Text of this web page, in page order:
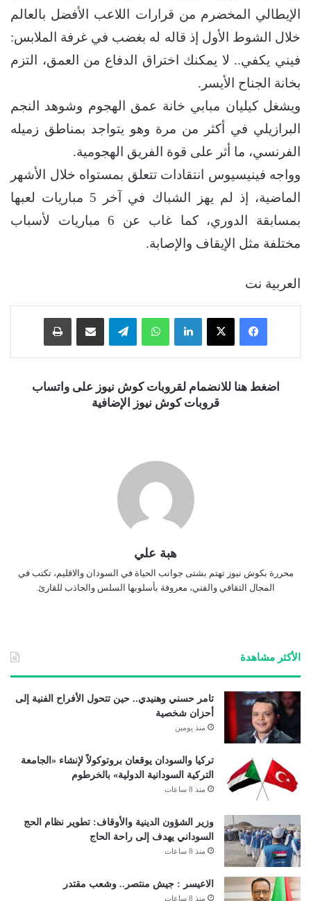
الإيطالي المخضرم من قرارات اللاعب الأفضل بالعالم
خلال الشوط الأول إذ قاله له بغضب في غرفة الملابس:
فيني يكفي.. لا يمكنك اختراق الدفاع من العمق، التزم
بخانة الجناح الأيسر.
ويشغل كيليان مبابي خانة عمق الهجوم وشوهد النجم
البرازيلي في أكثر من مرة وهو يتواجد بمناطق زميله
الفرنسي، ما أثر على قوة الفريق الهجومية.
وواجه فينيسيوس انتقادات تتعلق بمستواه خلال الأشهر
الماضية، إذ لم يهز الشباك في آخر 5 مباريات لعبها
بمسابقة الدوري، كما غاب عن 6 مباريات لأسباب
مختلفة مثل الإيقاف والإصابة.
العربية نت
فيسبوك ‫X لينكدإن واتساب تيلقرام
اضغط هنا للانضمام لقروبات كوش نيوز على واتساب
قروبات كوش نيوز الإضافية
هبة علي
محررة بكوش نيوز تهتم بشتى جوانب الحياة في السودان والاقليم، تكتب في
المجال الثقافي والفني، معروفة بأسلوبها السلس والجاذب للقارئ.
الأكثر مشاهدة
تامر حسني وهنيدي.. حين تتحول الأفراح الفنية إلى
أحزان شخصية
منذ يومين
تركيا والسودان يوقعان بروتوكولاً لإنشاء «الجامعة
التركية السودانية الدولية» بالخرطوم
منذ 8 ساعات
وزير الشؤون الدينية والأوقاف: تطوير نظام الحج
السوداني يهدف إلى راحة الحاج
منذ 8 ساعات
الاعيسر : جيش منتصر.. وشعب مقتدر
منذ 8 ساعات